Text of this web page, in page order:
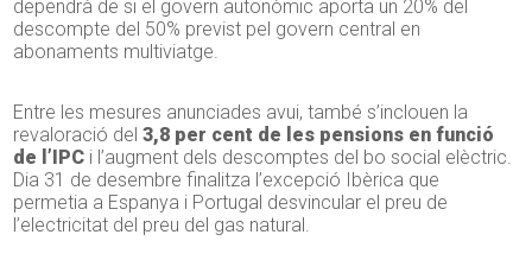
dependrà de si el govern autonòmic aporta un 20% del
descompte del 50% previst pel govern central en
abonaments multiviatge.
Entre les mesures anunciades avui, també s’inclouen la
revaloració del 3,8 per cent de les pensions en funció
de l’IPC i l’augment dels descomptes del bo social elèctric.
Dia 31 de desembre finalitza l’excepció Ibèrica que
permetia a Espanya i Portugal desvincular el preu de
l’electricitat del preu del gas natural.